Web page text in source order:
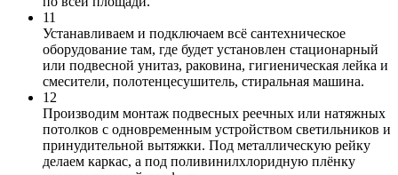
11
Устанавливаем и подключаем всё сантехническое
оборудование там, где будет установлен стационарный
или подвесной унитаз, раковина, гигиеническая лейка и
смесители, полотенцесушитель, стиральная машина.
12
Производим монтаж подвесных реечных или натяжных
потолков с одновременным устройством светильников и
принудительной вытяжки. Под металлическую рейку
делаем каркас, а под поливинилхлоридную плёнку